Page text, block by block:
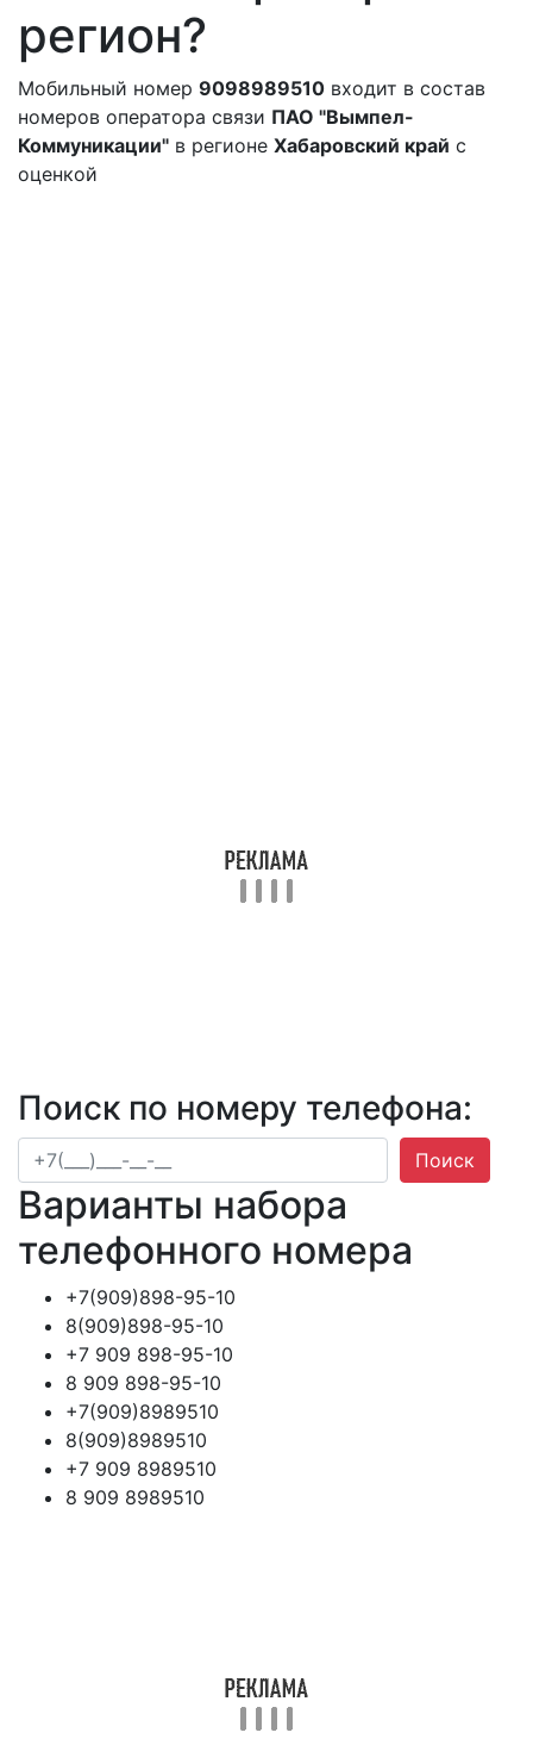
регион?
Мобильный номер 9098989510 входит в состав
номеров оператора связи ПАО "Вымпел-
Коммуникации" в регионе Хабаровский край с
оценкой
Поиск по номеру телефона:
Поиск
Варианты набора
телефонного номера
+7(909)898-95-10
8(909)898-95-10
+7 909 898-95-10
8 909 898-95-10
+7(909)8989510
8(909)8989510
+7 909 8989510
8 909 8989510